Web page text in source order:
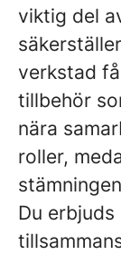
viktig del
verkstad
tillbehör
nära
roller,
Du